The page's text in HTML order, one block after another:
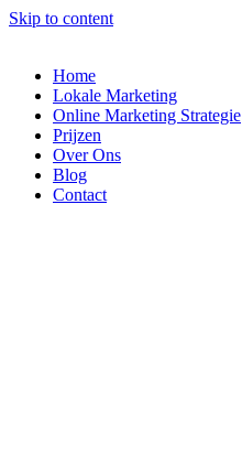
Skip to content
Home
Lokale Marketing
Online Marketing Strategie
Prijzen
Over Ons
Blog
Contact